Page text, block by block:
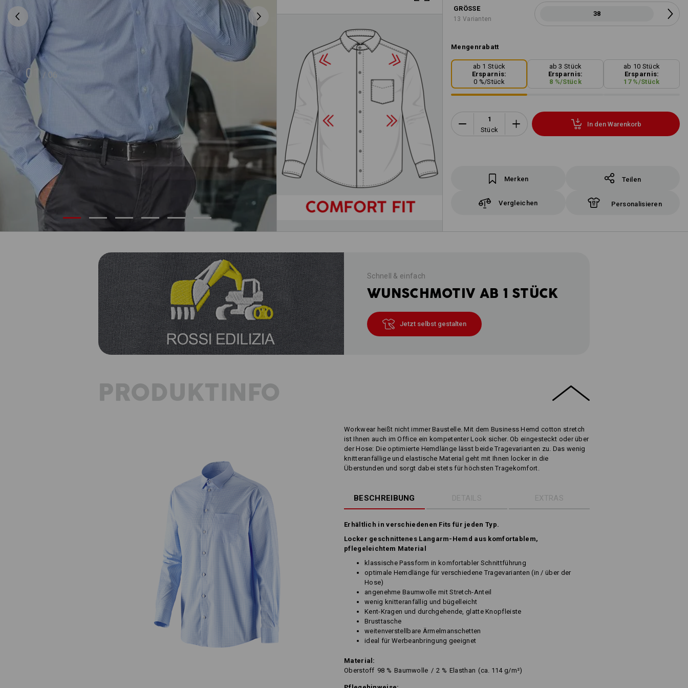
01 / 06
GRÖSSE
13 Varianten
38
Mengenrabatt
ab 1 Stück
Ersparnis:
0 %/Stück
ab 3 Stück
Ersparnis:
8 %/Stück
ab 10 Stück
Ersparnis:
17%/Stück
Stück
In den Warenkorb
Merken Teilen
Vergleichen Personalisieren
Schnell & einfach
WUNSCHMOTIV AB 1 STÜCK
Jetzt selbst gestalten
PRODUKTINFO
Workwear heißt nicht immer Baustelle. Mit dem Business Hemd cotton stretch
ist Ihnen auch im Office ein kompetenter Look sicher. Ob eingesteckt oder über
der Hose: Die optimierte Hemdlänge lässt beide Tragevarianten zu. Das wenig
knitteranfällige und elastische Material geht mit Ihnen locker in die
Überstunden und sorgt dabei stets für höchsten Tragekomfort.
BESCHREIBUNG DETAILS EXTRAS
Erhältlich in verschiedenen Fits für jeden Typ.
Locker geschnittenes Langarm-Hemd aus komfortablem,
pflegeleichtem Material
klassische Passform in komfortabler Schnittführung
optimale Hemdlänge für verschiedene Tragevarianten (in / über der
Hose)
angenehme Baumwolle mit Stretch-Anteil
wenig knitteranfällig und bügelleicht
Kent-Kragen und durchgehende, glatte Knopfleiste
Brusttasche
weitenverstellbare Ärmelmanschetten
ideal für Werbeanbringung geeignet
Material:
Oberstoff 98 % Baumwolle / 2 % Elasthan (ca. 114 g/m²)